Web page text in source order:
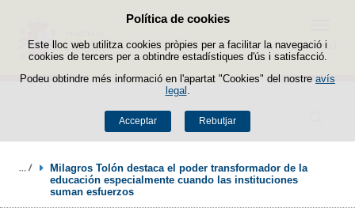
Política de cookies
Este lloc web utilitza cookies pròpies per a facilitar la navegació i
cookies de tercers per a obtindre estadístiques d'ús i satisfacció.
Podeu obtindre més informació en l'apartat "Cookies" del nostre avís
legal
Acceptar Rebutjar
Passar al contingut
Buscador
Menú
Milagros Tolón destaca el poder transformador de la
educación especialmente cuando las instituciones
suman esfuerzos